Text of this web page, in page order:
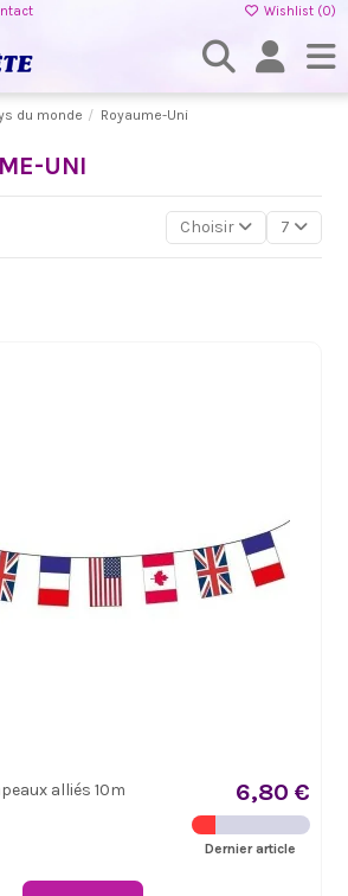
Wishlist (0)
du monde Royaume-Uni
UNI
Choisir 7
alliés 10m 6,80 €
Dernier article